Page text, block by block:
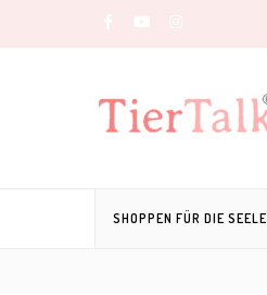
SHOPPEN FÜR DIE SEELE